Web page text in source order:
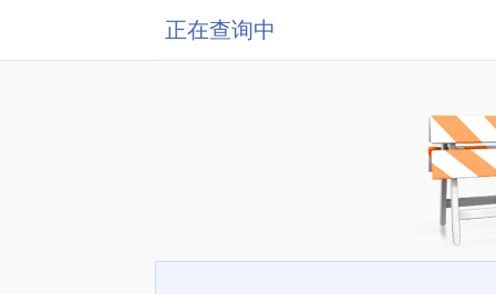
正在查询中